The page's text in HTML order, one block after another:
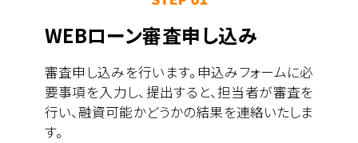
WEBローン審査申し込み
審査申し込みを行います。申込みフォームに必
要事項を入力し、提出すると、担当者が審査を
行い、融資可能かどうかの結果を連絡いたしま
す。